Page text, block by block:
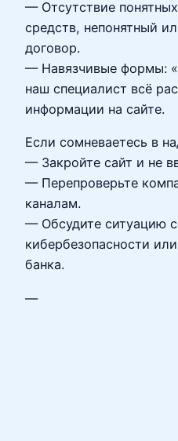
— Отсутствие
средств, непонятный
договор.
— Навязчивые формы:
наш специалист всё
информации на сайте.
Если сомневаетесь в
— Закройте сайт и не
— Перепроверьте
каналам.
— Обсудите ситуацию
кибербезопасности
банка.
—